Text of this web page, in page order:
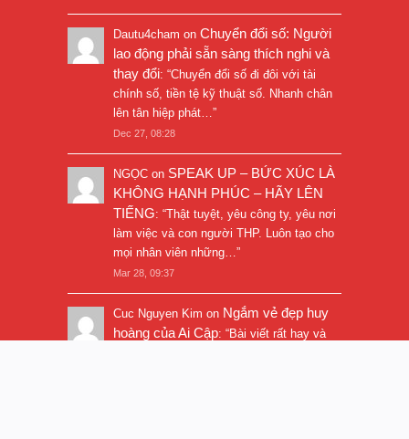
Dautu4cham on Chuyển đổi số: Người
lao động phải sẵn sàng thích nghi và
thay đổi: “Chuyển đổi số đi đôi với tài
chính số, tiền tệ kỹ thuật số. Nhanh chân
lên tân hiệp phát… ”
Dec 27, 08:28
NGỌC on SPEAK UP – BỨC XÚC LÀ
KHÔNG HẠNH PHÚC – HÃY LÊN
TIẾNG: “Thật tuyệt, yêu công ty, yêu nơi
làm việc và con người THP. Luôn tạo cho
mọi nhân viên những… ”
Mar 28, 09:37
Cuc Nguyen Kim on Ngắm vẻ đẹp huy
hoàng của Ai Cập: “Bài viết rất hay và